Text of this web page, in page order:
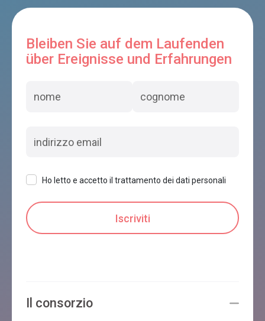
Bleiben Sie auf dem Laufenden
über Ereignisse und Erfahrungen
Ho letto e accetto il trattamento dei dati personali
Il consorzio